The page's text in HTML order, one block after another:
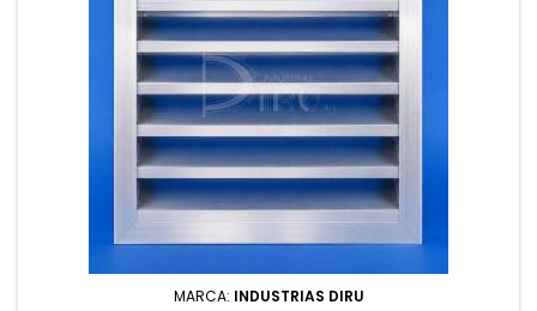
MARCA: INDUSTRIAS DIRU